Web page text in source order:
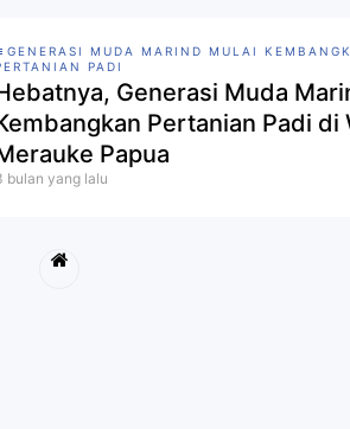
GENERASI MUDA MARIND MULAI
PADI
Generasi Muda
Pertanian Padi di
Papua
bulan yang lalu